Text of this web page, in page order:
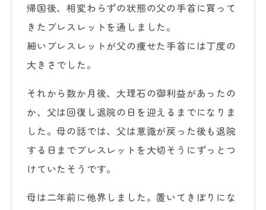
帰国後、相変わらずの状態の父の手首に買って
きたブレスレットを通しました。
細いブレスレットが父の痩せた手首には丁度の
大きさでした。
それから数か月後、大理石の御利益があったの
か、父は回復し退院の日を迎えるまでになりま
した。母の話では、父は意識が戻った後も退院
する日までブレスレットを大切そうにずっとつ
けていたそうです。
母は二年前に他界しました。置いてきぼりにな